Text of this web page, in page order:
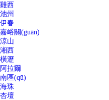
雞西
池州
伊春
嘉峪關(guān)
涼山
湘西
橫瀝
阿拉爾
南區(qū)
海珠
杏壇